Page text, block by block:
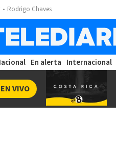
Rodrigo Chaves
En alerta Internacional
VIVO